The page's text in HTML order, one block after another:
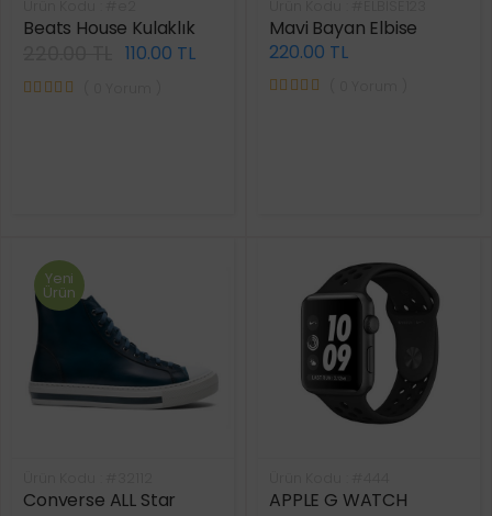
Beats House Kulaklık
110.00 TL
Mavi Bayan Elbise
220.00 TL
Yeni
Ürün
Converse ALL Star
APPLE G WATCH